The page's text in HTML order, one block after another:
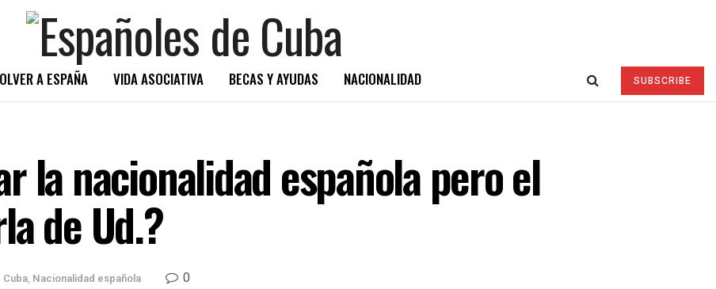
A ESPAÑA VIDA ASOCIATIVA BECAS Y AYUDAS NACIONALIDAD SUBSCRIBE
la nacionalidad española pero el
de Ud.?
, Nacionalidad española 0